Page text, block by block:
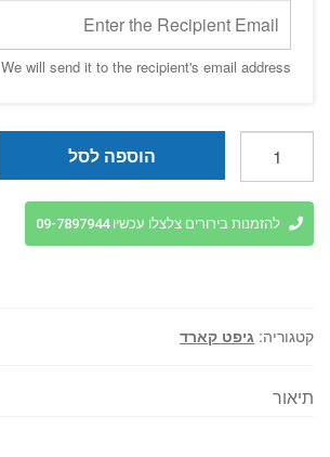
We will send it to the recipient's email address
מתנה
לאירוסין
-
דיגיטלי
הוספה לסל
להזמנות בירורים צלצלו עכשיו 09-7897944
קטגוריה: גיפט קארד
תיאור